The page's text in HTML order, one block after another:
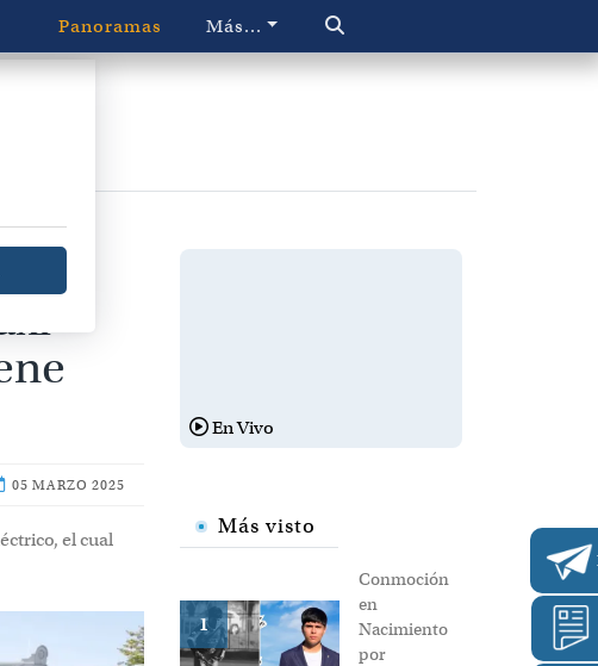
Panoramas Más...
05 MARZO 2025
el cual
En Vivo
Más visto
1
Conmoción
en
Nacimiento
por